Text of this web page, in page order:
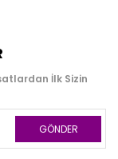
İlk Sizin
GÖNDER